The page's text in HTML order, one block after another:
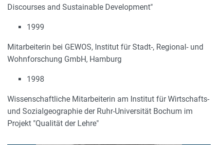
Discourses and Sustainable Development"
1999
Mitarbeiterin bei GEWOS, Institut für Stadt-, Regional- und
Wohnforschung GmbH, Hamburg
1998
Wissenschaftliche Mitarbeiterin am Institut für Wirtschafts-
und Sozialgeographie der Ruhr-Universität Bochum im
Projekt "Qualität der Lehre"